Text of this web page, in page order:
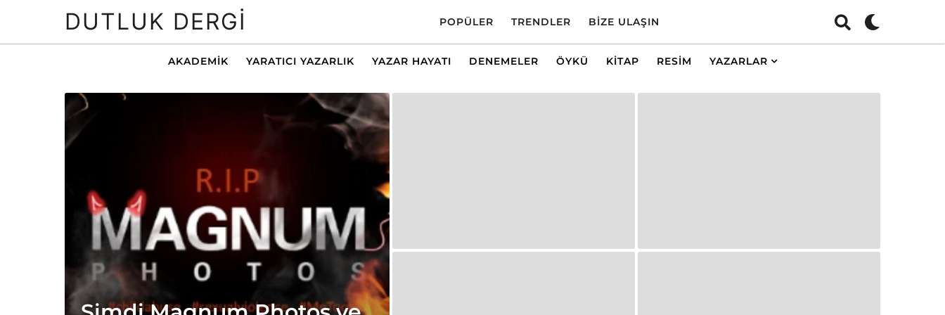
DUTLUK DERGI POPÜLER TRENDLER BIZE ULAŞIN
AKADEMIK YARATICI YAZARLIK YAZAR HAYATI DENEMELER ÖYKÜ KITAP RESIM YAZARLAR